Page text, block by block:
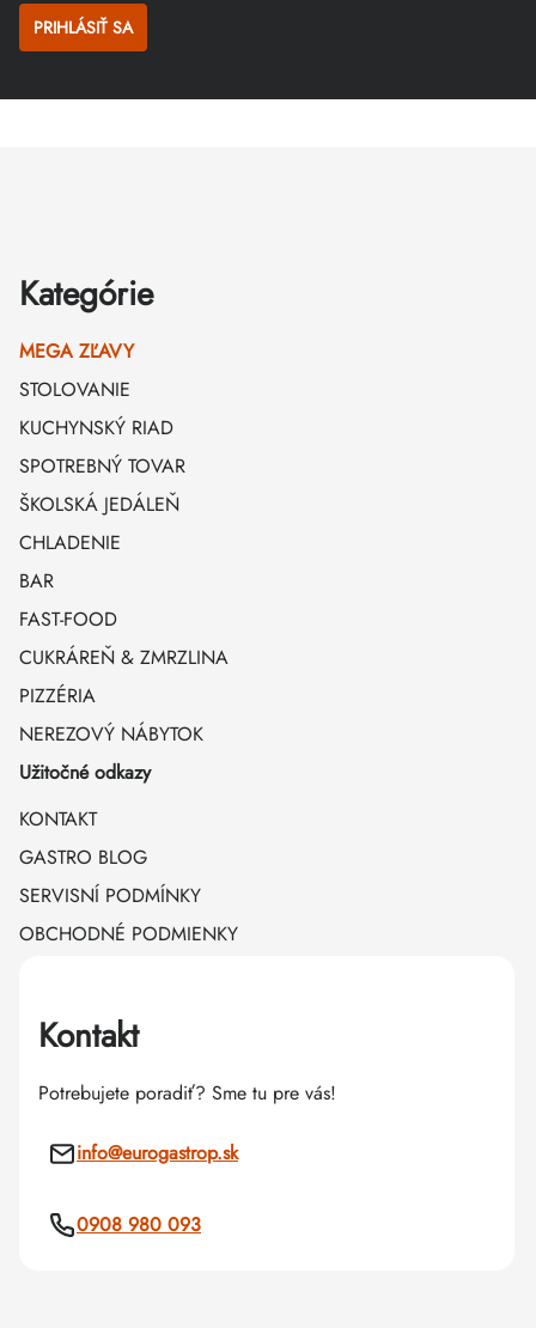
PRIHLÁSIŤ SA
Kategórie
MEGA ZĽAVY
STOLOVANIE
KUCHYNSKÝ RIAD
SPOTREBNÝ TOVAR
ŠKOLSKÁ JEDÁLEŇ
CHLADENIE
BAR
FAST-FOOD
CUKRÁREŇ & ZMRZLINA
PIZZÉRIA
NEREZOVÝ NÁBYTOK
Užitočné odkazy
KONTAKT
GASTRO BLOG
SERVISNÍ PODMÍNKY
OBCHODNÉ PODMIENKY
Kontakt
Potrebujete poradiť? Sme tu pre vás!
info@eurogastrop.sk
0908 980 093